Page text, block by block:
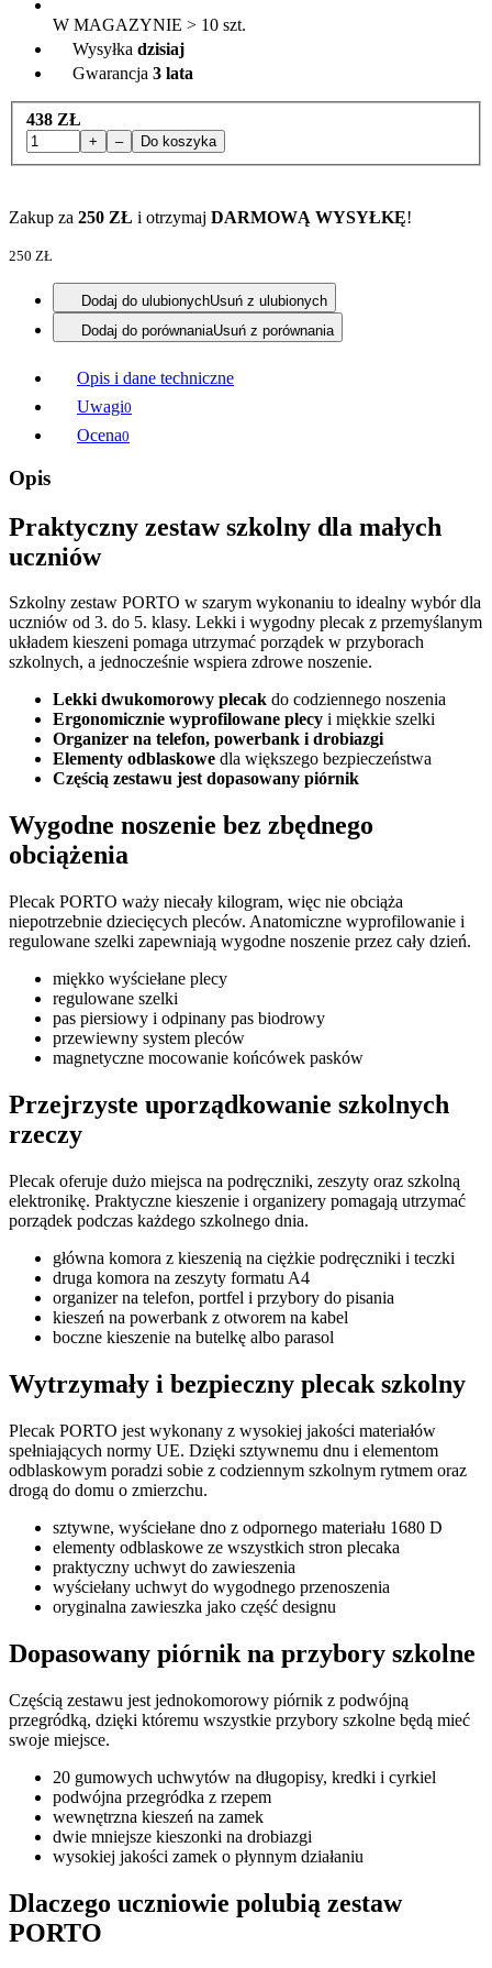
W MAGAZYNIE > 10 szt.
Wysyłka dzisiaj
Gwarancja 3 lata
438 ZŁ
+ – Do koszyka
Zakup za 250 ZŁ i otrzymaj DARMOWĄ WYSYŁKĘ!
250 ZŁ
Dodaj do ulubionychUsuń z ulubionych
Dodaj do porównaniaUsuń z porównania
Opis i dane techniczne
Uwagi0
Ocena0
Opis
Praktyczny zestaw szkolny dla małych
uczniów
Szkolny zestaw PORTO w szarym wykonaniu to idealny wybór dla
uczniów od 3. do 5. klasy. Lekki i wygodny plecak z przemyślanym
układem kieszeni pomaga utrzymać porządek w przyborach
szkolnych, a jednocześnie wspiera zdrowe noszenie.
Lekki dwukomorowy plecak do codziennego noszenia
Ergonomicznie wyprofilowane plecy i miękkie szelki
Organizer na telefon, powerbank i drobiazgi
Elementy odblaskowe dla większego bezpieczeństwa
Częścią zestawu jest dopasowany piórnik
Wygodne noszenie bez zbędnego
obciążenia
Plecak PORTO waży niecały kilogram, więc nie obciąża
niepotrzebnie dziecięcych pleców. Anatomiczne wyprofilowanie i
regulowane szelki zapewniają wygodne noszenie przez cały dzień.
miękko wyściełane plecy
regulowane szelki
pas piersiowy i odpinany pas biodrowy
przewiewny system pleców
magnetyczne mocowanie końcówek pasków
Przejrzyste uporządkowanie szkolnych
rzeczy
Plecak oferuje dużo miejsca na podręczniki, zeszyty oraz szkolną
elektronikę. Praktyczne kieszenie i organizery pomagają utrzymać
porządek podczas każdego szkolnego dnia.
główna komora z kieszenią na ciężkie podręczniki i teczki
druga komora na zeszyty formatu A4
organizer na telefon, portfel i przybory do pisania
kieszeń na powerbank z otworem na kabel
boczne kieszenie na butelkę albo parasol
Wytrzymały i bezpieczny plecak szkolny
Plecak PORTO jest wykonany z wysokiej jakości materiałów
spełniających normy UE. Dzięki sztywnemu dnu i elementom
odblaskowym poradzi sobie z codziennym szkolnym rytmem oraz
drogą do domu o zmierzchu.
sztywne, wyściełane dno z odpornego materiału 1680 D
elementy odblaskowe ze wszystkich stron plecaka
praktyczny uchwyt do zawieszenia
wyściełany uchwyt do wygodnego przenoszenia
oryginalna zawieszka jako część designu
Dopasowany piórnik na przybory szkolne
Częścią zestawu jest jednokomorowy piórnik z podwójną
przegródką, dzięki któremu wszystkie przybory szkolne będą mieć
swoje miejsce.
20 gumowych uchwytów na długopisy, kredki i cyrkiel
podwójna przegródka z rzepem
wewnętrzna kieszeń na zamek
dwie mniejsze kieszonki na drobiazgi
wysokiej jakości zamek o płynnym działaniu
Dlaczego uczniowie polubią zestaw
PORTO